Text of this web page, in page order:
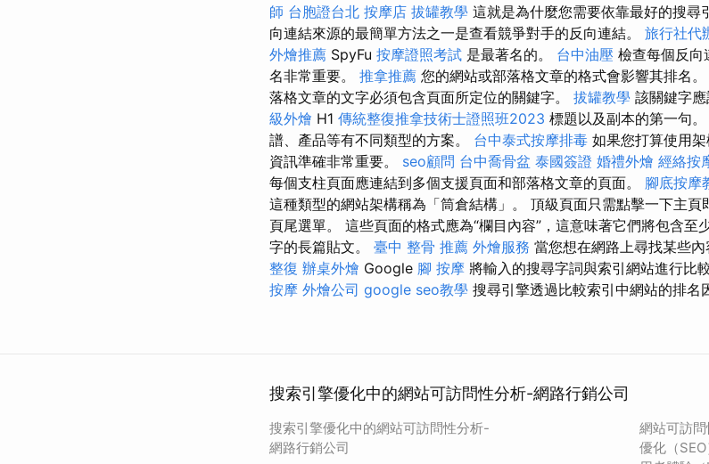
師 台胞證台北 按摩店 拔罐教學 這就是為什麼您需要依靠最好的搜尋
向連結來源的最簡單方法之一是查看競爭對手的反向連結。 旅行社代
外燴推薦 SpyFu 按摩證照考試 是最著名的。 台中油壓 檢查每個反
名非常重要。 推拿推薦 您的網站或部落格文章的格式會影響其排名。
落格文章的文字必須包含頁面所定位的關鍵字。 拔罐教學 該關鍵字
級外燴 H1 傳統整復推拿技術士證照班2023 標題以及副本的第一句
譜、產品等有不同類型的方案。 台中泰式按摩排毒 如果您打算使用
資訊準確非常重要。 seo顧問 台中喬骨盆 泰國簽證 婚禮外燴 經絡按
每個支柱頁面應連結到多個支援頁面和部落格文章的頁面。 腳底按摩
這種類型的網站架構稱為「筒倉結構」。 頂級頁面只需點擊一下主
頁尾選單。 這些頁面的格式應為“欄目內容”，這意味著它們將包含至
字的長篇貼文。 臺中 整骨 推薦 外燴服務 當您想在網路上尋找某些
整復 辦桌外燴 Google 腳 按摩 將輸入的搜尋字詞與索引網站進行比
按摩 外燴公司 google seo教學 搜尋引擎透過比較索引中網站的排名
搜索引擎優化中的網站可訪問性分析-網路行銷公司
搜索引擎優化中的網站可訪問性分析-
網路行銷公司
網站可訪
優化（